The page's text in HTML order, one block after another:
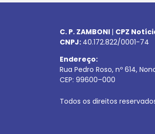
C. P. ZAMBONI | CPZ
CNPJ: 40.172.822/0001-74
Endereço:
Rua Pedro Roso, nº 614,
CEP: 99600–000
Todos os direitos